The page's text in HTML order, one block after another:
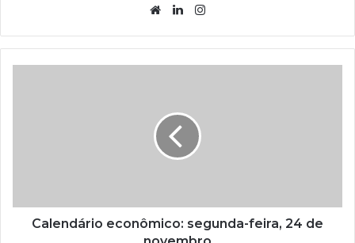
WebsiteLinkedin
Calendário econômico: segunda-feira, 24 de